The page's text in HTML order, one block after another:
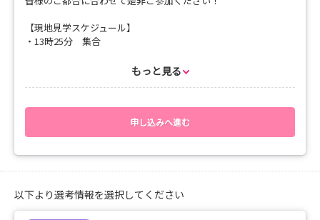
14：15～ 病棟体験（VS測定見学、清潔ケア見学、カンファレ
り、ミキシング見学、シーツ交換体験等）
15：00～ 先輩看護師との座談会＆アンケート
ユニフォーム、ナースシューズ、筆記用具、領収書(原本)、振込
希望の方はお早めにお申込みくださいませ♪
皆さまのお申込みを心よりお待ちしております！
【現地見学スケジュール】
・13時25分 集合
・13時15分 質疑応答・アンケート入力
【持ち物】
・筆記用具、交通費の領収書(原本)、振込先口座のわかるもの(提
出不要)
※後日銀行振込となります
もっと見る
申し込みへ進む
以下より選考情報を選択してください